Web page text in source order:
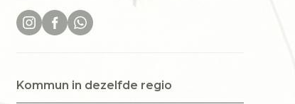
Kommun in dezelfde regio